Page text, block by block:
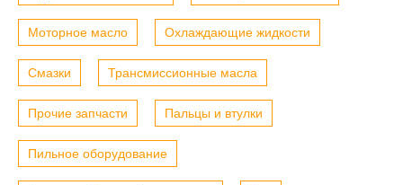
Моторное масло Охлаждающие жидкости
Смазки Трансмиссионные масла
Прочие запчасти Пальцы и втулки
Пильное оборудование